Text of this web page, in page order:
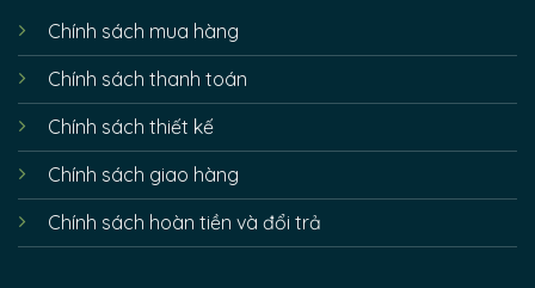
Chính sách mua hàng
Chính sách thanh toán
Chính sách thiết kế
Chính sách giao hàng
Chính sách hoàn tiền và đổi trả